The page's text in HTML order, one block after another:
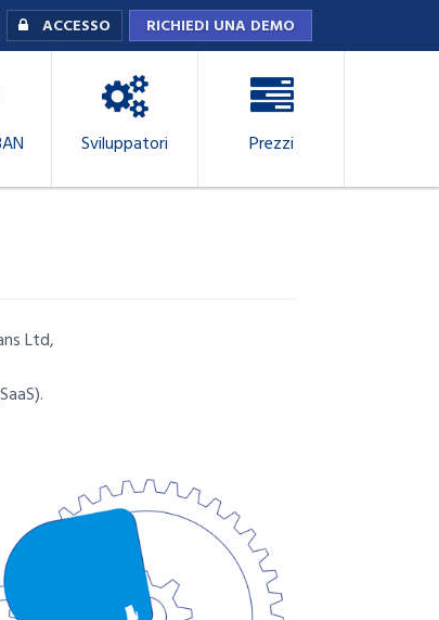
ACCESSO RICHIEDI UNA DEMO
Sviluppatori Prezzi
Ltd,